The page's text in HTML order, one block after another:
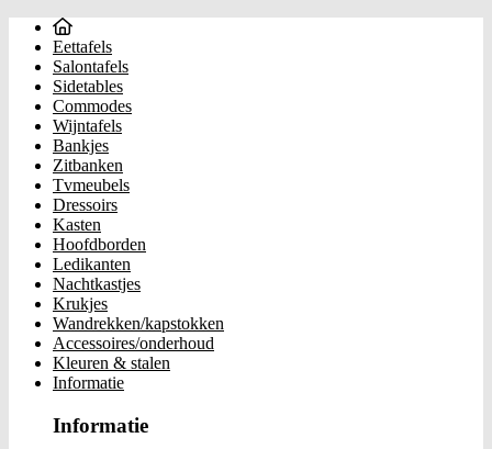
Eettafels
Salontafels
Sidetables
Commodes
Wijntafels
Bankjes
Zitbanken
Tvmeubels
Dressoirs
Kasten
Hoofdborden
Ledikanten
Nachtkastjes
Krukjes
Wandrekken/kapstokken
Accessoires/onderhoud
Kleuren & stalen
Informatie
Informatie